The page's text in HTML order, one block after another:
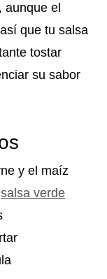
el
que tu salsa
tostar
su sabor
y el maíz
salsa verde